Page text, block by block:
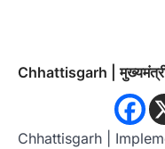
Chhattisgarh |
Chhattisgarh |